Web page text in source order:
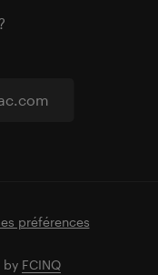
préférences
by FCINQ